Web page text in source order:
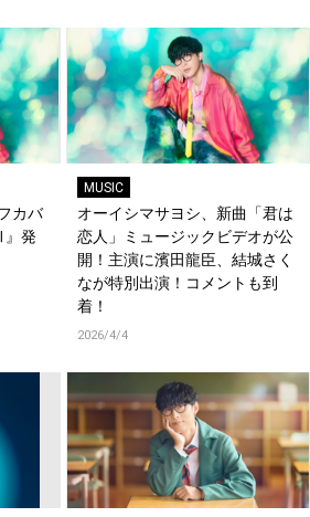
カバ
』発
MUSIC
オーイシマサヨシ、新曲「君は
恋人」ミュージックビデオが公
開！主演に濱田龍臣、結城さく
なが特別出演！コメントも到
着！
2026/4/4